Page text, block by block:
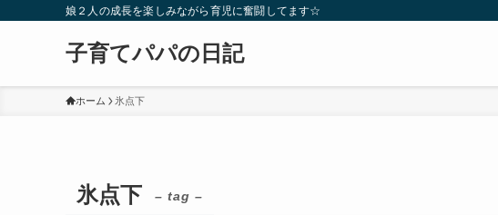
娘２人の成長を楽しみながら育児に奮闘してます☆
子育てパパの日記
ホーム 氷点下
氷点下 – tag –